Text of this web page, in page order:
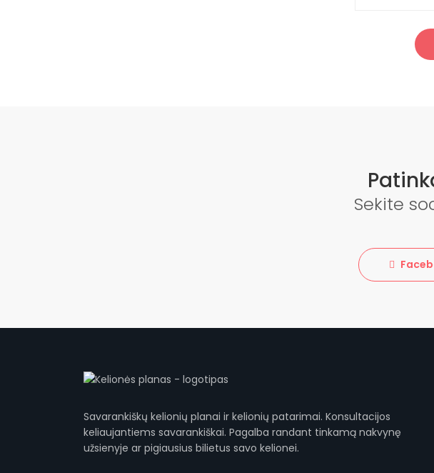
Sekite
Savarankiškų kelionių planai ir kelionių patarimai. Konsultacijos
keliaujantiems savarankiškai. Pagalba randant tinkamą nakvynę
užsienyje ar pigiausius bilietus savo kelionei.